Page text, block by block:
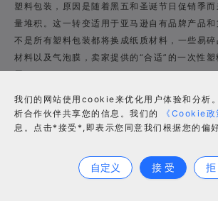
塑料包装，原因是随着黑五和圣诞节日促销季
量堆积。这一转变适用于亚马逊自有品牌产品
不是所有塑料包装都将换成纸质材料，一些易
材料以及气泡膜，卖家提供的“合适”的一次性
用。
3、高盛下调美国今明两年GDP的预期
密克戎可能拖累经济增长，高盛将美国今年
调至3.8%，明年预期从3.3%下调至2.9%。专
我们的网站使用cookie来优化用户体验和分析
析合作伙伴共享您的信息。我们的
《Cookie政
息。点击*接受*,即表示您同意我们根据您的偏
自定义 接 受 拒